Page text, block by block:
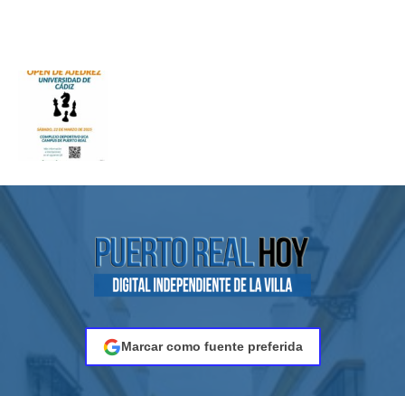
Marcar como fuente preferida